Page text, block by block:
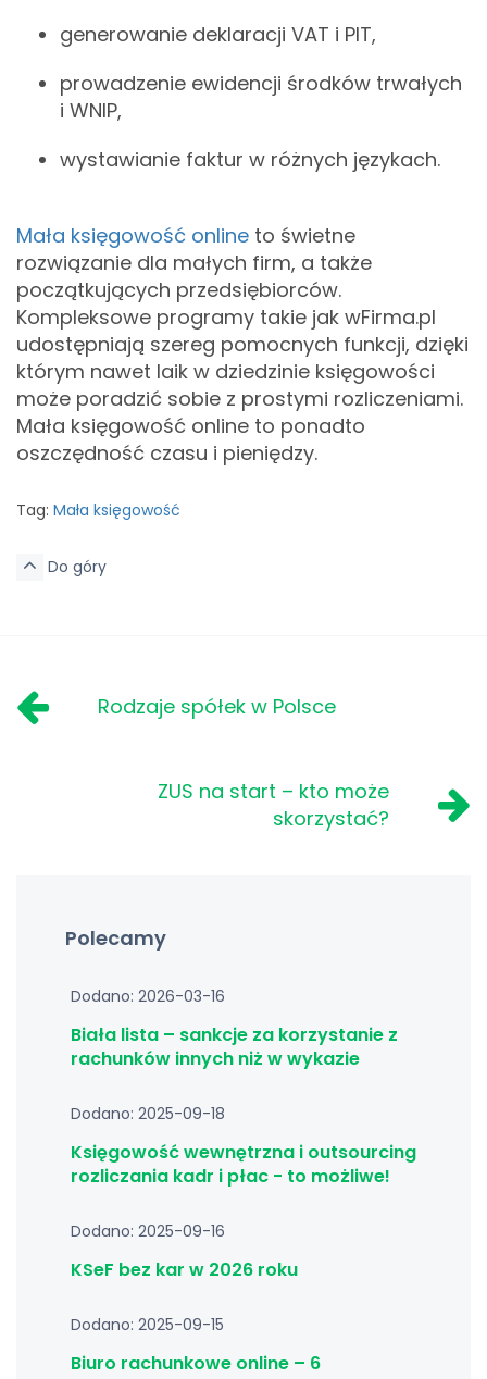
generowanie deklaracji VAT i PIT,
prowadzenie ewidencji środków trwałych
i WNIP,
wystawianie faktur w różnych językach.
Mała księgowość online to świetne
rozwiązanie dla małych firm, a także
początkujących przedsiębiorców.
Kompleksowe programy takie jak wFirma.pl
udostępniają szereg pomocnych funkcji, dzięki
którym nawet laik w dziedzinie księgowości
może poradzić sobie z prostymi rozliczeniami.
Mała księgowość online to ponadto
oszczędność czasu i pieniędzy.
Tag: Mała księgowość
Do góry
Rodzaje spółek w Polsce
ZUS na start – kto może
skorzystać?
Polecamy
Dodano: 2026-03-16
Biała lista – sankcje za korzystanie z
rachunków innych niż w wykazie
Dodano: 2025-09-18
Księgowość wewnętrzna i outsourcing
rozliczania kadr i płac - to możliwe!
Dodano: 2025-09-16
KSeF bez kar w 2026 roku
Dodano: 2025-09-15
Biuro rachunkowe online – 6